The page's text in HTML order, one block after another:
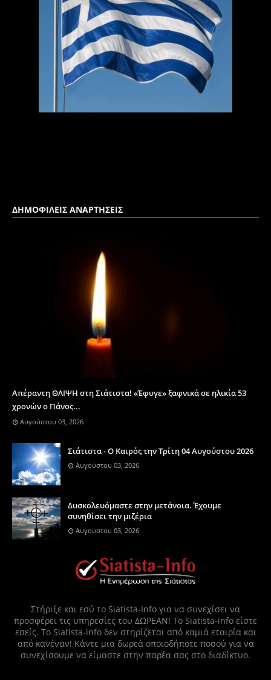
ΔΗΜΟΦΙΛΕΙΣ ΑΝΑΡΤΗΣΕΙΣ
Απέραντη ΘΛΙΨΗ στη Σιάτιστα! «Έφυγε» ξαφνικά σε ηλικία 53
χρονών ο Πάνος...
Αυγούστου 03, 2026
Σιάτιστα - Ο Καιρός την Τρίτη 04 Αυγούστου 2026
Αυγούστου 03, 2026
Δυσκολευόμαστε στην μετάνοια. Έχουμε
συνηθίσει την μιζέρια
Αυγούστου 03, 2026
Στήριξε και εσύ το Siatista-Info για να συνεχίσει να
προσφέρει τις υπηρεσίες του ΔΩΡΕΑΝ! Το Siatista-info είστε
εσείς. Το Siatista-info δεν στηρίζεται από καμιά εταιρία και
από κανέναν! Κάντε μια δωρεά οποιοδήποτε ποσού για να
συνεχίσουμε να είμαστε στην παρέα σας στο διαδίκτυο.